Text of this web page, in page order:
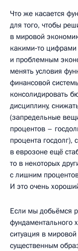
Что же касается
для того, чтобы
в мировой
какими‑то
и проблемным
менять условия
финансовой
консолидировать
дисциплину,
(запредельные
процентов –
процента
в еврозоне ещё
то в некоторых
с лишним
И это очень
Если мы добьёмся
фундаментального
ситуация в
существенным